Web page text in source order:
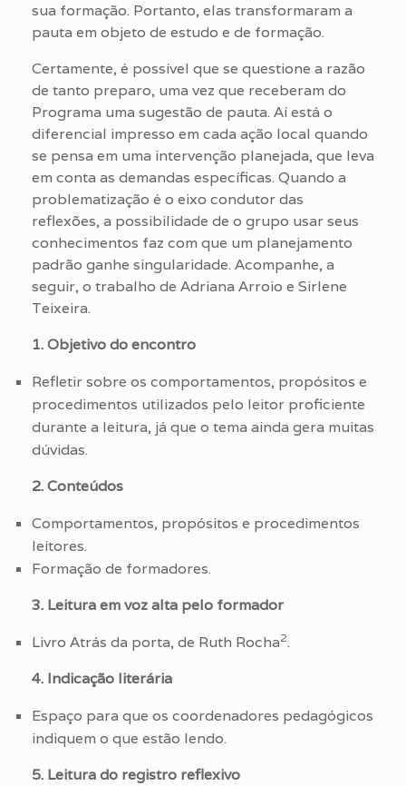
sua formação. Portanto, elas transformaram a
pauta em objeto de estudo e de formação.
Certamente, é possível que se questione a razão
de tanto preparo, uma vez que receberam do
Programa uma sugestão de pauta. Aí está o
diferencial impresso em cada ação local quando
se pensa em uma intervenção planejada, que leva
em conta as demandas específicas. Quando a
problematização é o eixo condutor das
reflexões, a possibilidade de o grupo usar seus
conhecimentos faz com que um planejamento
padrão ganhe singularidade. Acompanhe, a
seguir, o trabalho de Adriana Arroio e Sirlene
Teixeira.
1. Objetivo do encontro
Refletir sobre os comportamentos, propósitos e
procedimentos utilizados pelo leitor proficiente
durante a leitura, já que o tema ainda gera muitas
dúvidas.
2. Conteúdos
Comportamentos, propósitos e procedimentos
leitores.
Formação de formadores.
3. Leitura em voz alta pelo formador
Livro Atrás da porta, de Ruth Rocha2.
4. Indicação literária
Espaço para que os coordenadores pedagógicos
indiquem o que estão lendo.
5. Leitura do registro reflexivo